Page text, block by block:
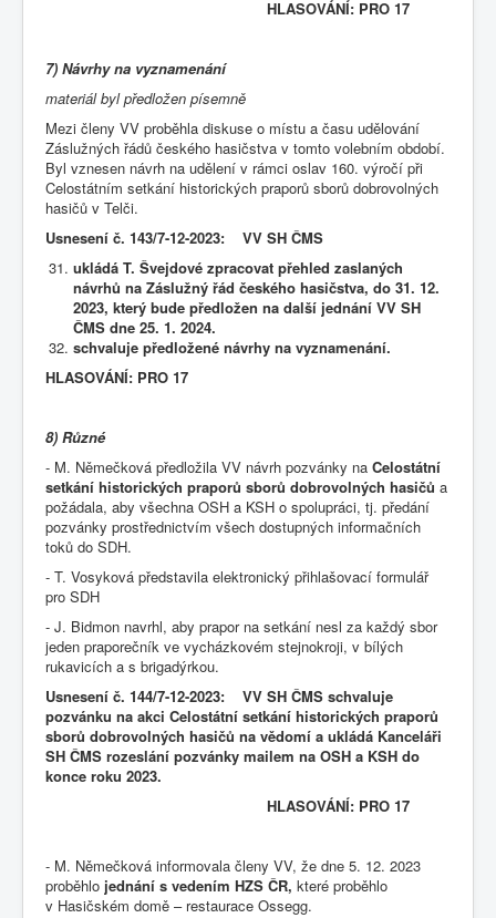
HLASOVÁNÍ: PRO 17
7) Návrhy na vyznamenání
materiál byl předložen písemně
Mezi členy VV proběhla diskuse o místu a času udělování
Záslužných řádů českého hasičstva v tomto volebním období.
Byl vznesen návrh na udělení v rámci oslav 160. výročí při
Celostátním setkání historických praporů sborů dobrovolných
hasičů v Telči.
Usnesení č. 143/7-12-2023: VV SH ČMS
ukládá T. Švejdové zpracovat přehled zaslaných
návrhů na Záslužný řád českého hasičstva, do 31. 12.
2023, který bude předložen na další jednání VV SH
ČMS dne 25. 1. 2024.
schvaluje předložené návrhy na vyznamenání.
HLASOVÁNÍ: PRO 17
8) Různé
- M. Němečková předložila VV návrh pozvánky na Celostátní
setkání historických praporů sborů dobrovolných hasičů a
požádala, aby všechna OSH a KSH o spolupráci, tj. předání
pozvánky prostřednictvím všech dostupných informačních
toků do SDH.
- T. Vosyková představila elektronický přihlašovací formulář
pro SDH
- J. Bidmon navrhl, aby prapor na setkání nesl za každý sbor
jeden praporečník ve vycházkovém stejnokroji, v bílých
rukavicích a s brigadýrkou.
Usnesení č. 144/7-12-2023: VV SH ČMS schvaluje
pozvánku na akci Celostátní setkání historických praporů
sborů dobrovolných hasičů na vědomí a ukládá Kanceláři
SH ČMS rozeslání pozvánky mailem na OSH a KSH do
konce roku 2023.
HLASOVÁNÍ: PRO 17
- M. Němečková informovala členy VV, že dne 5. 12. 2023
proběhlo jednání s vedením HZS ČR, které proběhlo
v Hasičském domě – restaurace Ossegg.